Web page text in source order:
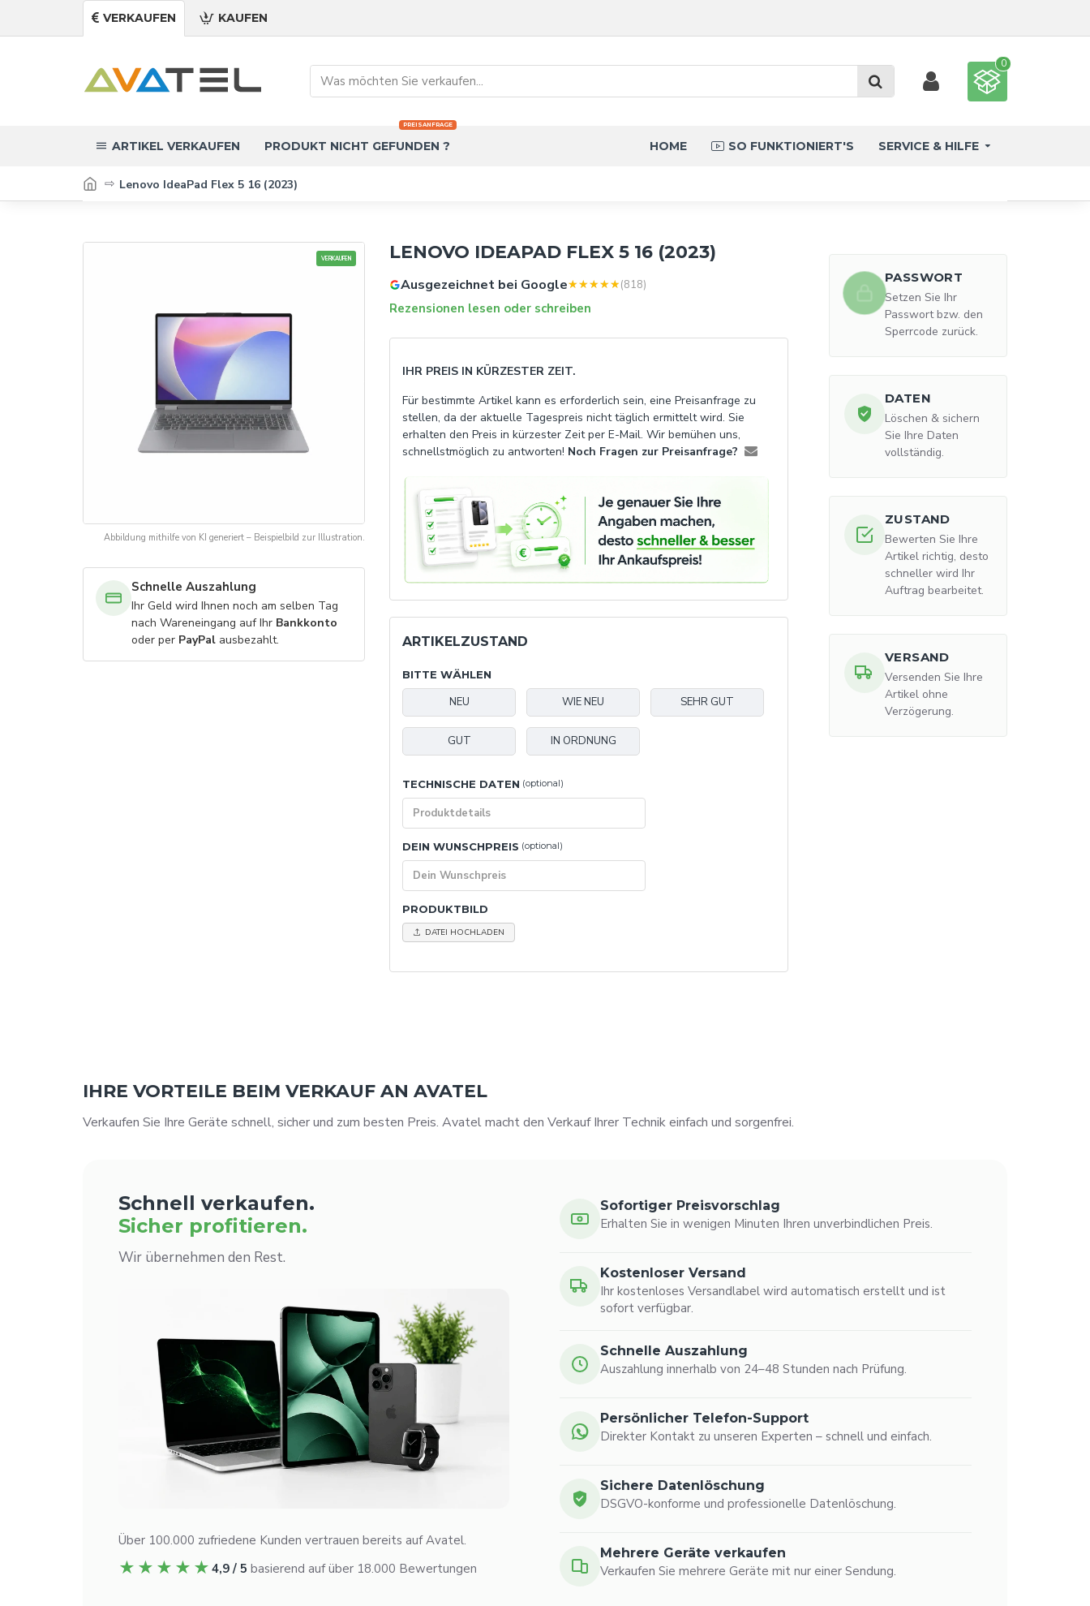
VERKAUFEN KAUFEN
0
ARTIKEL VERKAUFEN PRODUKT NICHT GEFUNDEN ?
PREISANFRAGE
HOME SO FUNKTIONIERT'S SERVICE & HILFE
Lenovo IdeaPad Flex 5 16 (2023)
VERKAUFEN
Abbildung mithilfe von KI generiert – Beispielbild zur Illustration.
Schnelle Auszahlung
Ihr Geld wird Ihnen noch am selben Tag
nach Wareneingang auf Ihr Bankkonto
oder per PayPal ausbezahlt.
LENOVO IDEAPAD FLEX 5 16 (2023)
Ausgezeichnet bei Google (818)
Rezensionen lesen oder schreiben
IHR PREIS IN KÜRZESTER ZEIT.
Für bestimmte Artikel kann es erforderlich sein, eine Preisanfrage zu
stellen, da der aktuelle Tagespreis nicht täglich ermittelt wird. Sie
erhalten den Preis in kürzester Zeit per E-Mail. Wir bemühen uns,
schnellstmöglich zu antworten! Noch Fragen zur Preisanfrage?
ARTIKELZUSTAND
BITTE WÄHLEN
NEU WIE NEU SEHR GUT
GUT IN ORDNUNG
TECHNISCHE DATEN (optional)
DEIN WUNSCHPREIS (optional)
PRODUKTBILD
DATEI HOCHLADEN
PASSWORT
Setzen Sie Ihr
Passwort bzw. den
Sperrcode zurück.
DATEN
Löschen & sichern
Sie Ihre Daten
vollständig.
ZUSTAND
Bewerten Sie Ihre
Artikel richtig, desto
schneller wird Ihr
Auftrag bearbeitet.
VERSAND
Versenden Sie Ihre
Artikel ohne
Verzögerung.
IHRE VORTEILE BEIM VERKAUF AN AVATEL
Verkaufen Sie Ihre Geräte schnell, sicher und zum besten Preis. Avatel macht den Verkauf Ihrer Technik einfach und sorgenfrei.
Schnell verkaufen.
Sicher profitieren.
Wir übernehmen den Rest.
Über 100.000 zufriedene Kunden vertrauen bereits auf Avatel.
★★★★★ 4,9 / 5 basierend auf über 18.000 Bewertungen
Sofortiger Preisvorschlag
Erhalten Sie in wenigen Minuten Ihren unverbindlichen Preis.
Kostenloser Versand
Ihr kostenloses Versandlabel wird automatisch erstellt und ist
sofort verfügbar.
Schnelle Auszahlung
Auszahlung innerhalb von 24–48 Stunden nach Prüfung.
Persönlicher Telefon-Support
Direkter Kontakt zu unseren Experten – schnell und einfach.
Sichere Datenlöschung
DSGVO-konforme und professionelle Datenlöschung.
Mehrere Geräte verkaufen
Verkaufen Sie mehrere Geräte mit nur einer Sendung.